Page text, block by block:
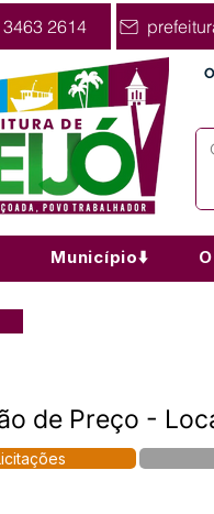
2614
Município⬇️
de Preço -